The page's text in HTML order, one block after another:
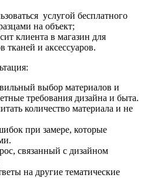
услугой бесплатного
на объект;
клиента в магазин для
тканей и аксессуаров.
выбор материалов и
требования дизайна и быта.
количество материала и не
при замере, которые
связанный с дизайном
на другие тематические